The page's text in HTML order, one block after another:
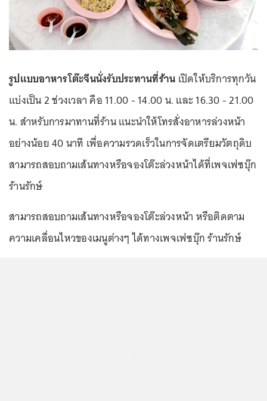
รูปแบบอาหารโต๊ะจีนนั่งรับประทานที่ร้าน เปิดให้บริการทุกวัน
แบ่งเป็น 2 ช่วงเวลา คือ 11.00 - 14.00 น. และ 16.30 - 21.00
น. สำหรับการมาทานที่ร้าน แนะนำให้โทรสั่งอาหารล่วงหน้า
อย่างน้อย 40 นาที เพื่อความรวดเร็วในการจัดเตรียมวัตถุดิบ
สามารถสอบถามเส้นทางหรือจองโต๊ะล่วงหน้าได้ที่เพจเฟซบุ๊ก
ร้านรักษ์
สามารถสอบถามเส้นทางหรือจองโต๊ะล่วงหน้า หรือติดตาม
ความเคลื่อนไหวของเมนูต่างๆ ได้ทางเพจเฟซบุ๊ก ร้านรักษ์